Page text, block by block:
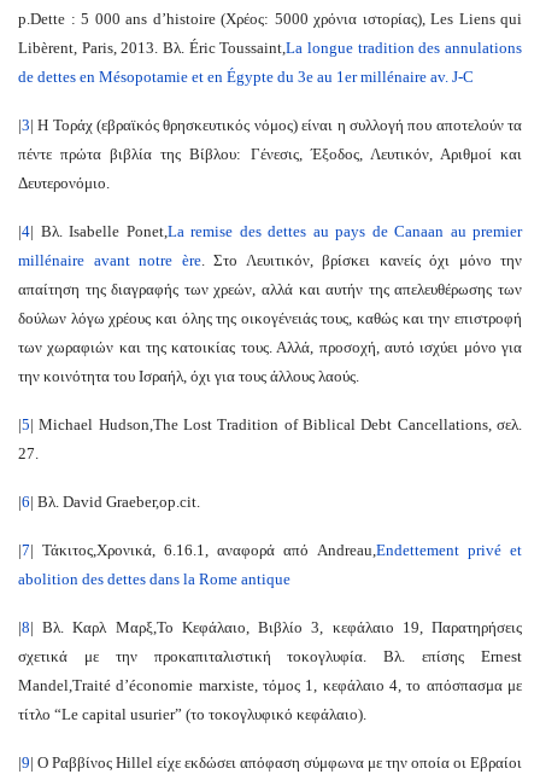
p. Dette : 5 000 ans d’histoire (Χρέος: 5000 χρόνια ιστορίας), Les Liens qui
Libèrent, Paris, 2013. Βλ. Éric Toussaint,La longue tradition des annulations
de dettes en Mésopotamie et en Égypte du 3e au 1er millénaire av. J-C
|3| Η Τοράχ (εβραϊκός θρησκευτικός νόμος) είναι η συλλογή που αποτελούν τα
πέντε πρώτα βιβλία της Βίβλου: Γένεσις, Έξοδος, Λευτικόν, Αριθμοί και
Δευτερονόμιο.
|4| Βλ. Isabelle Ponet, La remise des dettes au pays de Canaan au premier
millénaire avant notre ère.
Στο Λευιτικόν, βρίσκει κανείς όχι μόνο την
απαίτηση της διαγραφής των χρεών, αλλά και αυτήν της απελευθέρωσης των
δούλων λόγω χρέους και όλης της οικογένειάς τους, καθώς και την επιστροφή
των χωραφιών και της κατοικίας τους. Αλλά, προσοχή, αυτό ισχύει μόνο για
την κοινότητα του Ισραήλ, όχι για τους άλλους λαούς.
|5| Michael Hudson, The Lost Tradition of Biblical Debt Cancellations, σελ.
27.
|6| Βλ. David Graeber,op.cit.
|7| Τάκιτος, Χρονικά , 6.16.1, αναφορά από Andreau, Endettement privé et
abolition des dettes dans la Rome antique
|8| Βλ. Καρλ Μαρξ, Το Κεφάλαιο , Βιβλίο 3, κεφάλαιο 19, Παρατηρήσεις
σχετικά με την προκαπιταλιστική τοκογλυφία.
Βλ. επίσης Ernest
Mandel, Traité d’économie marxiste, τόμος 1, κεφάλαιο 4, το απόσπασμα με
τίτλο “Le capital usurier” (το τοκογλυφικό κεφάλαιο).
|9| Ο Ραββίνος Hillel είχε εκδώσει απόφαση σύμφωνα με την οποία οι Εβραίοι